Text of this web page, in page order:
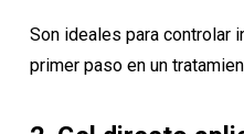
Son ideales para controlar
primer paso en un